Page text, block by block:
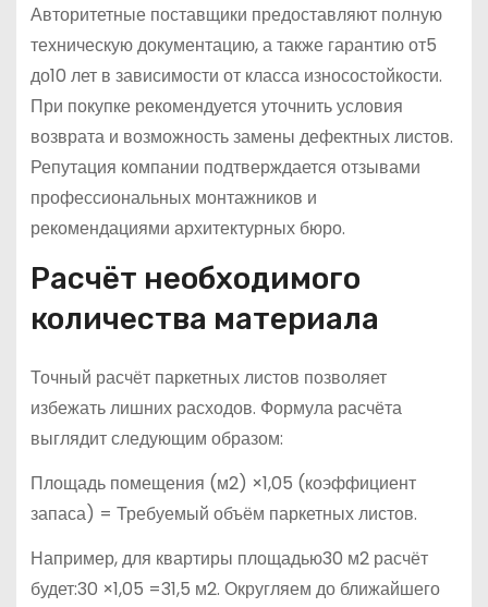
Авторитетные поставщики предоставляют полную
техническую документацию, а также гарантию от5
до10 лет в зависимости от класса износостойкости.
При покупке рекомендуется уточнить условия
возврата и возможность замены дефектных листов.
Репутация компании подтверждается отзывами
профессиональных монтажников и
рекомендациями архитектурных бюро.
Расчёт необходимого
количества материала
Точный расчёт паркетных листов позволяет
избежать лишних расходов. Формула расчёта
выглядит следующим образом:
Площадь помещения (м2) ×1,05 (коэффициент
запаса) = Требуемый объём паркетных листов.
Например, для квартиры площадью30 м2 расчёт
будет:30 ×1,05 =31,5 м2. Округляем до ближайшего